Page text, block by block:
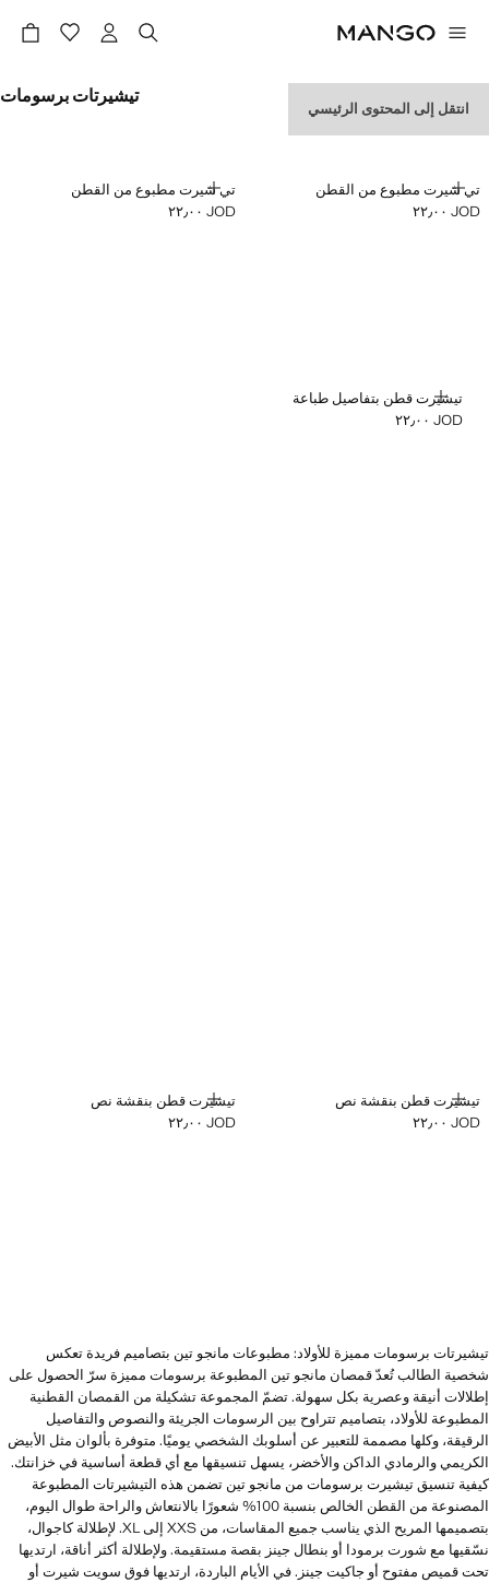
انتقل إلى المحتوى الرئيسي
تيشيرتات برسومات
تي شيرت مطبوع من القطن
إضافة
السعر الحالي [JOD ٢٢٫٠٠ ]
JOD ٢٢٫٠٠
تي شيرت مطبوع من القطن
إضافة
السعر الحالي [JOD ٢٢٫٠٠ ]
JOD ٢٢٫٠٠
تيشيرت قطن بتفاصيل طباعة
إضافة
السعر الحالي [JOD ٢٢٫٠٠ ]
JOD ٢٢٫٠٠
تيشيرت قطن بنقشة نص
إضافة
السعر الحالي [JOD ٢٢٫٠٠ ]
JOD ٢٢٫٠٠
تيشيرت قطن بنقشة نص
إضافة
السعر الحالي [JOD ٢٢٫٠٠ ]
JOD ٢٢٫٠٠
تيشيرتات برسومات مميزة للأولاد: مطبوعات مانجو تين بتصاميم فريدة تعكس
شخصية الطالب تُعدّ قمصان مانجو تين المطبوعة برسومات مميزة سرّ الحصول على
إطلالات أنيقة وعصرية بكل سهولة. تضمّ المجموعة تشكيلة من القمصان القطنية
المطبوعة للأولاد، بتصاميم تتراوح بين الرسومات الجريئة والنصوص والتفاصيل
الرقيقة، وكلها مصممة للتعبير عن أسلوبك الشخصي يوميًا. متوفرة بألوان مثل الأبيض
الكريمي والرمادي الداكن والأخضر، يسهل تنسيقها مع أي قطعة أساسية في خزانتك.
كيفية تنسيق تيشيرت برسومات من مانجو تين تضمن هذه التيشيرتات المطبوعة
المصنوعة من القطن الخالص بنسبة 100% شعورًا بالانتعاش والراحة طوال اليوم،
بتصميمها المريح الذي يناسب جميع المقاسات، من XXS إلى XL. لإطلالة كاجوال،
نسّقيها مع شورت برمودا أو بنطال جينز بقصة مستقيمة. ولإطلالة أكثر أناقة، ارتديها
تحت قميص مفتوح أو جاكيت جينز. في الأيام الباردة، ارتديها فوق سويت شيرت أو